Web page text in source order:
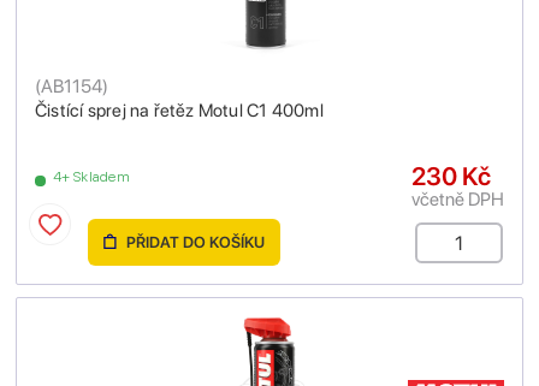
Čistící sprej na řetěz Motul C1 400ml
(AB1154)
4+ Skladem 230 Kč
včetně DPH
PŘIDAT DO KOŠÍKU